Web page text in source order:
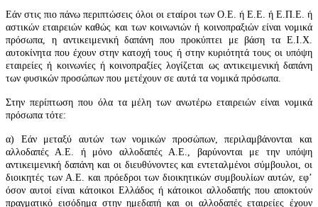
Εάν στις πιο πάνω περιπτώσεις όλοι οι εταίροι των Ο.Ε. ή Ε.Ε. ή Ε.Π.Ε. ή
αστικών εταιρειών καθώς και των κοινωνιών ή κοινοπραξιών είναι νομικά
πρόσωπα, η αντικειμενική δαπάνη που προκύπτει με βάση τα Ε.Ι.Χ.
αυτοκίνητα που έχουν στην κατοχή τους ή στην κυριότητά τους οι υπόψη
εταιρείες ή κοινωνίες ή κοινοπραξίες λογίζεται ως αντικειμενική δαπάνη
των φυσικών προσώπων που μετέχουν σε αυτά τα νομικά πρόσωπα.
Στην περίπτωση που όλα τα μέλη των ανωτέρω εταιρειών είναι νομικά
πρόσωπα τότε:
α) Εάν μεταξύ αυτών των νομικών προσώπων, περιλαμβάνονται και
αλλοδαπές Α.Ε. ή μόνο αλλοδαπές Α.Ε., βαρύνονται με την υπόψη
αντικειμενική δαπάνη και οι διευθύνοντες και εντεταλμένοι σύμβουλοι, οι
διοικητές των Α.Ε. και πρόεδροι των διοικητικών συμβουλίων αυτών, εφ’
όσον αυτοί είναι κάτοικοι Ελλάδος ή κάτοικοι αλλοδαπής που αποκτούν
πραγματικό εισόδημα στην ημεδαπή και οι αλλοδαπές εταιρείες έχουν